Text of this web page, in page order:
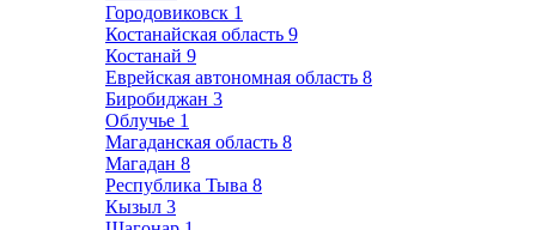
Городовиковск 1
Костанайская область 9
Костанай 9
Еврейская автономная область 8
Биробиджан 3
Облучье 1
Магаданская область 8
Магадан 8
Республика Тыва 8
Кызыл 3